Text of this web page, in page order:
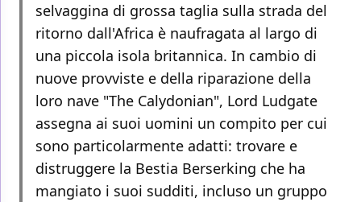
selvaggina di grossa taglia sulla strada del
ritorno dall'Africa è naufragata al largo di
una piccola isola britannica. In cambio di
nuove provviste e della riparazione della
loro nave "The Calydonian", Lord Ludgate
assegna ai suoi uomini un compito per cui
sono particolarmente adatti: trovare e
distruggere la Bestia Berserking che ha
mangiato i suoi sudditi, incluso un gruppo